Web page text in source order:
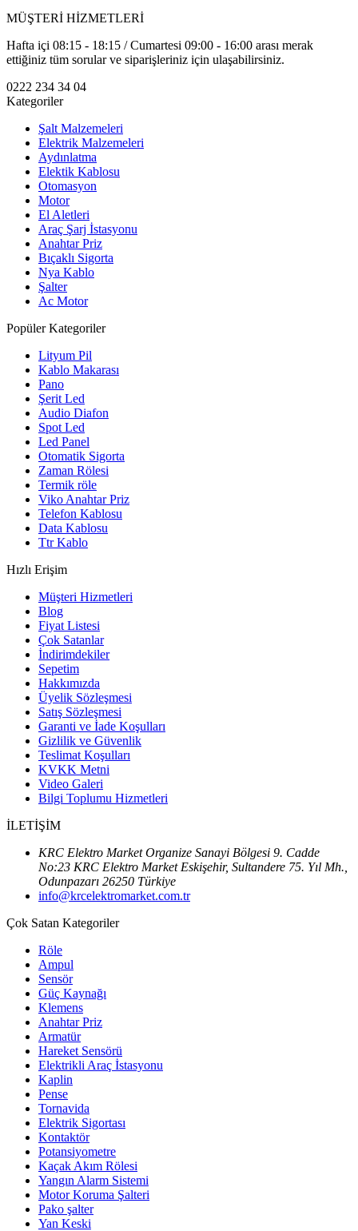
MÜŞTERİ HİZMETLERİ
Hafta içi 08:15 - 18:15 / Cumartesi 09:00 - 16:00 arası merak
ettiğiniz tüm sorular ve siparişleriniz için ulaşabilirsiniz.
0222 234 34 04
Kategoriler
Şalt Malzemeleri
Elektrik Malzemeleri
Aydınlatma
Elektik Kablosu
Otomasyon
Motor
El Aletleri
Araç Şarj İstasyonu
Anahtar Priz
Bıçaklı Sigorta
Nya Kablo
Şalter
Ac Motor
Popüler Kategoriler
Lityum Pil
Kablo Makarası
Pano
Şerit Led
Audio Diafon
Spot Led
Led Panel
Otomatik Sigorta
Zaman Rölesi
Termik röle
Viko Anahtar Priz
Telefon Kablosu
Data Kablosu
Ttr Kablo
Hızlı Erişim
Müşteri Hizmetleri
Blog
Fiyat Listesi
Çok Satanlar
İndirimdekiler
Sepetim
Hakkımızda
Üyelik Sözleşmesi
Satış Sözleşmesi
Garanti ve İade Koşulları
Gizlilik ve Güvenlik
Teslimat Koşulları
KVKK Metni
Video Galeri
Bilgi Toplumu Hizmetleri
İLETİŞİM
KRC Elektro Market Organize Sanayi Bölgesi 9. Cadde
No:23 KRC Elektro Market Eskişehir, Sultandere 75. Yıl Mh.,
Odunpazarı 26250 Türkiye
info@krcelektromarket.com.tr
Çok Satan Kategoriler
Röle
Ampul
Sensör
Güç Kaynağı
Klemens
Anahtar Priz
Armatür
Hareket Sensörü
Elektrikli Araç İstasyonu
Kaplin
Pense
Tornavida
Elektrik Sigortası
Kontaktör
Potansiyometre
Kaçak Akım Rölesi
Yangın Alarm Sistemi
Motor Koruma Şalteri
Pako şalter
Yan Keski